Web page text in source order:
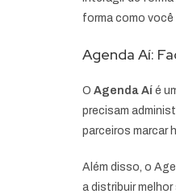
forma como
Agenda Aí:
O Agenda Aí é
precisam
parceiros marcar
Além disso, o
a distribuir